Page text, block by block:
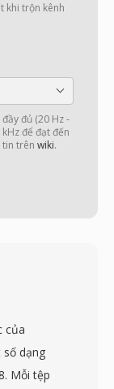
khi trộn kênh
đủ (20 Hz -
để đạt đến
trên wiki.
của
số dạng
Mỗi tệp